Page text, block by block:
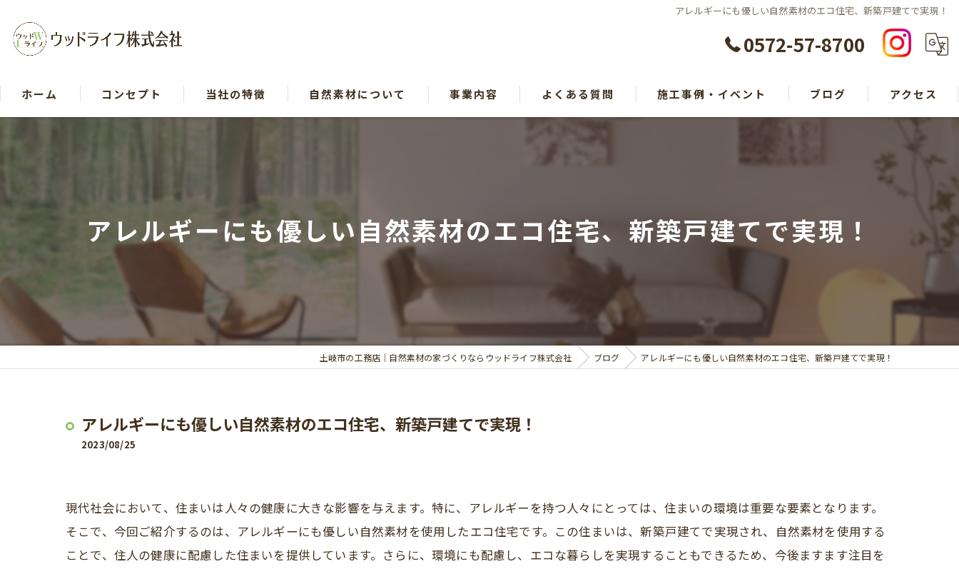
アレルギーにも優しい自然素材のエコ住宅、新築戸建てで実現！
0572-57-8700
ホーム コンセプト 当社の特徴
自然素材
イベント等
自然素材について 事業内容 よくある質問 施工事例・イベント ブログ アクセス
アレルギーにも優しい自然素材のエコ住宅、新築戸建てで実現！
土岐市の工務店｜自然素材の家づくりならウッドライフ株式会社 ブログ アレルギーにも優しい自然素材のエコ住宅、新築戸建てで実現！
アレルギーにも優しい自然素材のエコ住宅、新築戸建てで実現！
2023/08/25
現代社会において、住まいは人々の健康に大きな影響を与えます。特に、アレルギーを持つ人々にとっては、住まいの環境は重要な要素となります。
そこで、今回ご紹介するのは、アレルギーにも優しい自然素材を使用したエコ住宅です。この住まいは、新築戸建てで実現され、自然素材を使用する
ことで、住人の健康に配慮した住まいを提供しています。さらに、環境にも配慮し、エコな暮らしを実現することもできるため、今後ますます注目を